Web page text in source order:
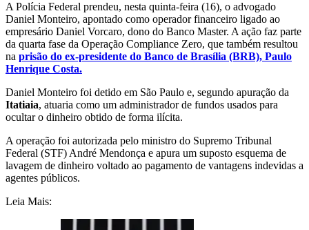
A Polícia Federal prendeu, nesta quinta-feira (16), o advogado
Daniel Monteiro, apontado como operador financeiro ligado ao
empresário Daniel Vorcaro, dono do Banco Master. A ação faz parte
da quarta fase da Operação Compliance Zero, que também resultou
na prisão do ex-presidente do Banco de Brasília (BRB), Paulo
Henrique Costa.
Daniel Monteiro foi detido em São Paulo e, segundo apuração da
Itatiaia, atuaria como um administrador de fundos usados para
ocultar o dinheiro obtido de forma ilícita.
A operação foi autorizada pelo ministro do Supremo Tribunal
Federal (STF) André Mendonça e apura um suposto esquema de
lavagem de dinheiro voltado ao pagamento de vantagens indevidas a
agentes públicos.
Leia Mais: